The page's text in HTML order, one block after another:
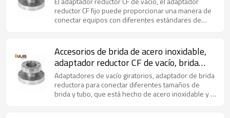
reductor CF fijo puede proporcionar una manera de
conectar equipos con diferentes estándares de
Accesorios de brida de acero inoxidable,
adaptador reductor CF de vacío, brida
pequeña giratoria al por mayor
Adaptadores de vacío giratorios, adaptador de brida
reductora para conectar diferentes tamaños de
brida y tubo, que está hecho de acero inoxidable y el